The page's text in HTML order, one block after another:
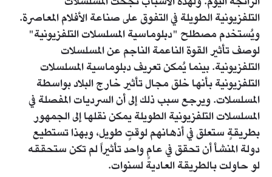
التلفزيونية الطويلة في التفوق على صناعة الأفلام المعاصرة.
ويُستخدم مصطلح "دبلوماسية المسلسلات التلفزيونية"
لوصف تأثير القوة الناعمة الناجم عن المسلسلات
التلفزيونية. بينما يُمكن تعريف دبلوماسية المسلسلات
التلفزيونية بأنها خلق مجال تأثير خارج البلاد بواسطة
المسلسلات. ويرجع سبب ذلك إلى أن السرديات المفصلة في
المسلسلات التلفزيونية الطويلة يمكن نقلها إلى الجمهور
بطريقةٍ ستعلق في أذهانهم لوقتٍ طويل، وبهذا تستطيع
دولة المنشأ أن تحقق في عامٍ واحد تأثيراً لم تكن ستحققه
لو حاولت بالطريقة العادية لسنوات.